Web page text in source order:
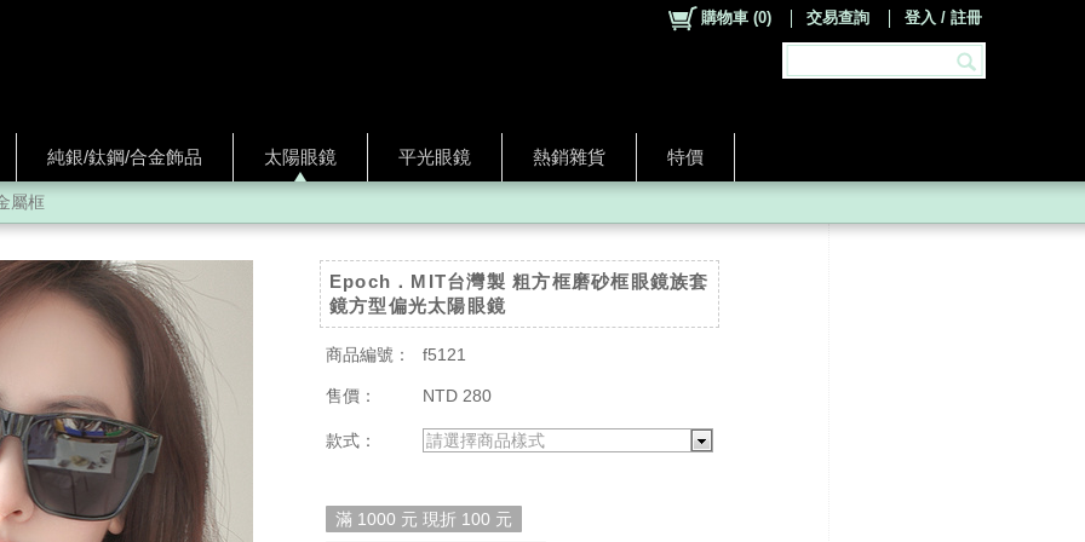
純銀/鈦鋼/合金飾品 太陽眼鏡 平光眼鏡 熱銷雜貨 特價
購物車 (0) 交易查詢 登入 / 註冊
屬框
Epoch．MIT台灣製 粗方框磨砂框眼鏡族套
鏡方型偏光太陽眼鏡
商品編號： f5121
售價： NTD 280
款式： 請選擇商品樣式
滿 1000 元 現折 100 元